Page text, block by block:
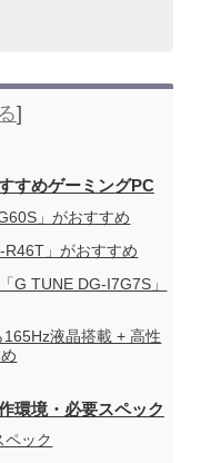
のパソコン購入を
]
すめゲーミングPC
」がおすすめ
」がおすすめ
G TUNE DG-I7G7S」
液晶搭載 + 高性
環境・必要スペック
ペック